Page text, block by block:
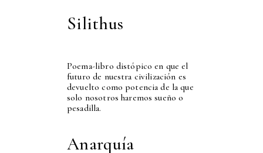
Silithus
Poema-libro distópico en que el
futuro de nuestra civilización es
devuelto como potencia de la que
solo nosotros haremos sueño o
pesadilla.
Anarquía